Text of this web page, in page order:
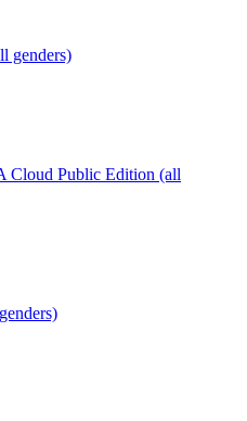
genders)
Cloud Public Edition (all